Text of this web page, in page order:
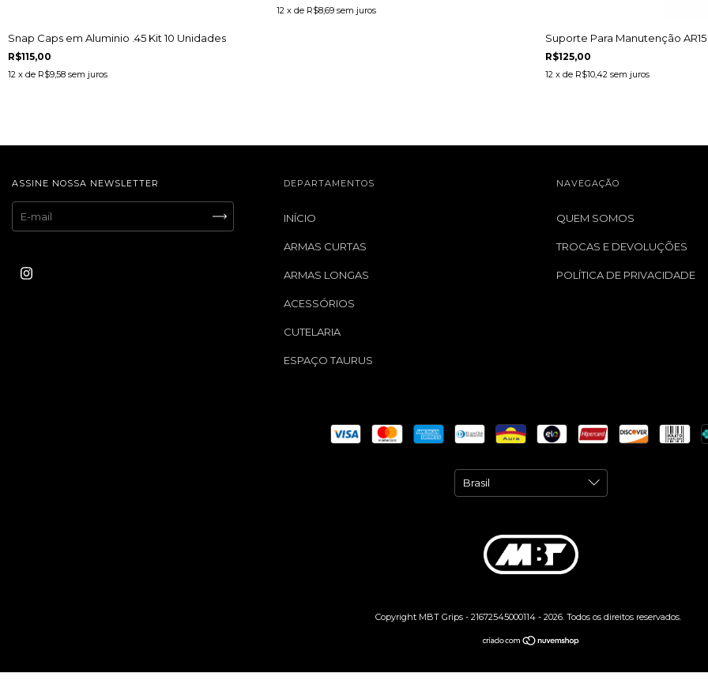
Snap Caps em Aluminio .45 Kit 10 Unidades
R$115,00
12 x de R$9,58 sem juros
12 x de R$8,69 sem juros
Suporte Para Manutenção AR15
R$125,00
12 x de R$10,42 sem juros
ASSINE NOSSA NEWSLETTER DEPARTAMENTOS
INÍCIO
ARMAS CURTAS
ARMAS LONGAS
ACESSÓRIOS
CUTELARIA
ESPAÇO TAURUS
NAVEGAÇÃO
QUEM SOMOS
TROCAS E DEVOLUÇÕES
POLÍTICA DE PRIVACIDADE
Copyright MBT Grips - 21672545000114 - 2026. Todos os direitos reservados.